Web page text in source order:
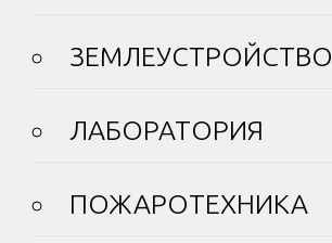
ЗЕМЛЕУСТРОЙСТВО
ЛАБОРАТОРИЯ
ПОЖАРОТЕХНИКА